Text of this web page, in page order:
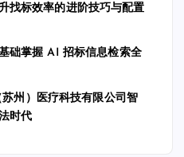
找标效率的进阶技巧与配置
础掌握 AI 招标信息检索全
苏州）医疗科技有限公司智
时代